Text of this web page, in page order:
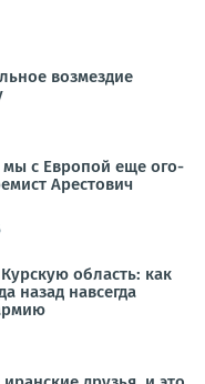
возмездие
с Европой еще ого-
Арестович
область: как
назад навсегда